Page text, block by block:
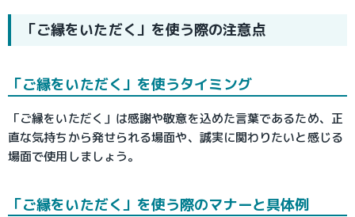
「ご縁をいただく」を使う際の注意点
「ご縁をいただく」を使うタイミング
「ご縁をいただく」は感謝や敬意を込めた言葉であるため、正
直な気持ちから発せられる場面や、誠実に関わりたいと感じる
場面で使用しましょう。
「ご縁をいただく」を使う際のマナーと具体例